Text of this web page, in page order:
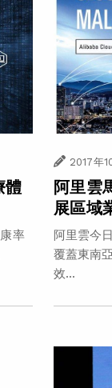
體
率
2017年
阿里雲
展區域
阿里雲今
覆蓋東南
效...